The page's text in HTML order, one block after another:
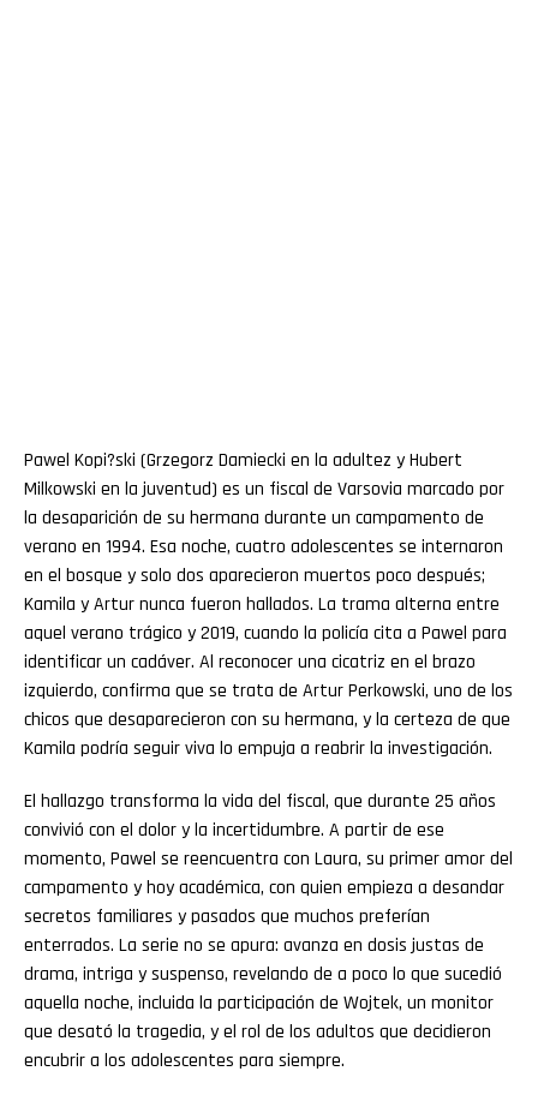
Pawel Kopi?ski (Grzegorz Damiecki en la adultez y Hubert
Milkowski en la juventud) es un fiscal de Varsovia marcado por
la desaparición de su hermana durante un campamento de
verano en 1994. Esa noche, cuatro adolescentes se internaron
en el bosque y solo dos aparecieron muertos poco después;
Kamila y Artur nunca fueron hallados. La trama alterna entre
aquel verano trágico y 2019, cuando la policía cita a Pawel para
identificar un cadáver. Al reconocer una cicatriz en el brazo
izquierdo, confirma que se trata de Artur Perkowski, uno de los
chicos que desaparecieron con su hermana, y la certeza de que
Kamila podría seguir viva lo empuja a reabrir la investigación.
El hallazgo transforma la vida del fiscal, que durante 25 años
convivió con el dolor y la incertidumbre. A partir de ese
momento, Pawel se reencuentra con Laura, su primer amor del
campamento y hoy académica, con quien empieza a desandar
secretos familiares y pasados que muchos preferían
enterrados. La serie no se apura: avanza en dosis justas de
drama, intriga y suspenso, revelando de a poco lo que sucedió
aquella noche, incluida la participación de Wojtek, un monitor
que desató la tragedia, y el rol de los adultos que decidieron
encubrir a los adolescentes para siempre.